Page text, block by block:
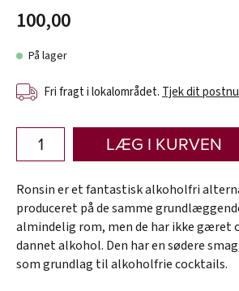
100,00
På lager
Fri fragt i lokalområdet. Tjek dit
LÆG I KURVEN
Ronsin er et fantastisk alkoholfri
produceret på de samme
almindelig rom, men de har ikke gæret
dannet alkohol. Den har en sødere
som grundlag til alkoholfrie cocktails.